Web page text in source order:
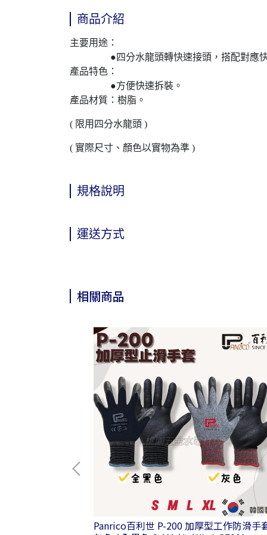
商品介紹
主要用途：
●四分水龍頭轉快速接頭，搭配對應快
產品特色：
●方便快速拆裝。
產品材質：樹脂。
( 限用四分水龍頭 )
( 實際尺寸、顏色以實物為準 )
規格說明
運送方式
相關商品
Panrico百利世 P-200 加厚型工作防滑手套 -